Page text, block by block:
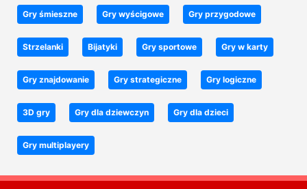
Gry śmieszne Gry wyścigowe Gry przygodowe
Strzelanki Bijatyki Gry sportowe Gry w karty
Gry znajdowanie Gry strategiczne Gry logiczne
3D gry Gry dla dziewczyn Gry dla dzieci
Gry multiplayery